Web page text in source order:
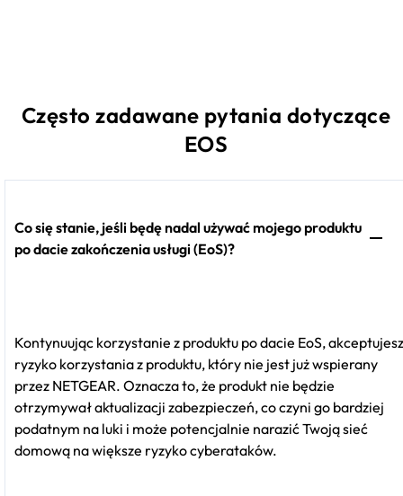
Często zadawane pytania dotyczące
EOS
Co się stanie, jeśli będę nadal używać mojego produktu
po dacie zakończenia usługi (EoS)?
Kontynuując korzystanie z produktu po dacie EoS, akceptujesz
ryzyko korzystania z produktu, który nie jest już wspierany
przez NETGEAR. Oznacza to, że produkt nie będzie
otrzymywał aktualizacji zabezpieczeń, co czyni go bardziej
podatnym na luki i może potencjalnie narazić Twoją sieć
domową na większe ryzyko cyberataków.